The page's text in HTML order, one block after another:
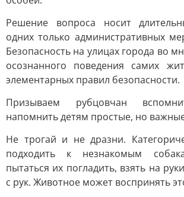
Решение вопроса носит
одних только административных
Безопасность на улицах города во
осознанного поведения самих
элементарных правил безопасности.
Призываем рубцовчан
напомнить детям простые, но
Не трогай и не дразни.
подходить к незнакомым
пытаться их погладить, взять на
с рук. Животное может воспринять